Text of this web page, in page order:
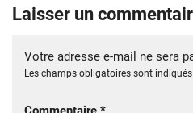
Laisser un
Votre adresse e-mail ne sera
Les champs obligatoires sont